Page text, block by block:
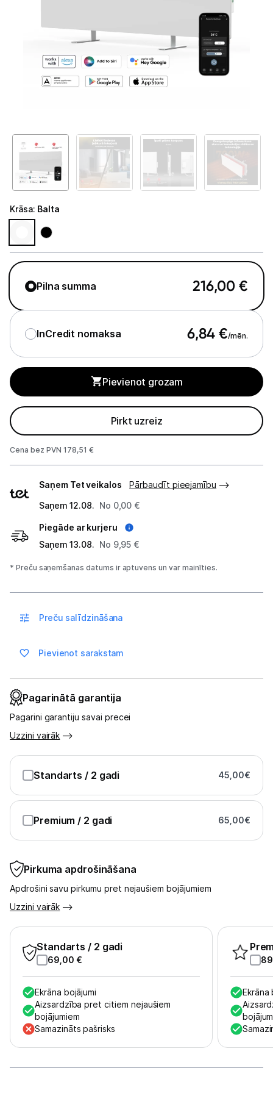
Viedierīces
Sadzīves tehnika
Mazā tehnika
Kafijas pagatavošana
Gaisa sildītāji
Gaisa sausinātāji
Ventilatori
Kondicionieri
Apģērbu kopšana
Sports un atpūta
Tehnikas izvešana
Uzņēmumiem
Tet pakalpojumi
Krāsa: Balta
Pilna summa 216,00 €
InCredit nomaksa 6,84 €/mēn.
Pievienot grozam
Pirkt uzreiz
Cena bez PVN 178,51 €
veidi
Saņem Tet veikalos
Pārbaudīt pieejamību
Saņem 12.08. No 0,00 €
Piegāde ar kurjeru
Saņem 13.08. No 9,95 €
* Preču saņemšanas datums ir aptuvens un var mainīties.
Preču salīdzināšana
Pievienot sarakstam
Pirkuma apdrošināšana
Apdrošini savu pirkumu pret nejaušiem bojājumiem
Uzzini vairāk
Standarts / 2 gadi
69,00 €
Ekrāna bojājumi
Aizsardzība pret citiem nejaušiem
bojājumiem
Samazināts pašrisks
Ekrāna
Pagarinātā garantija
Pagarini garantiju savai precei
Uzzini vairāk
Standarts / 2 gadi 45,00€
Premium / 2 gadi 65,00€